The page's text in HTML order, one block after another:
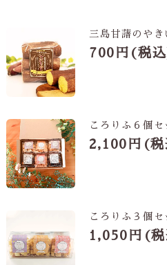
三島甘藷のやき
700円(税
ころりふ６個セ
2,100円(税
ころりふ３個セ
1,050円(税